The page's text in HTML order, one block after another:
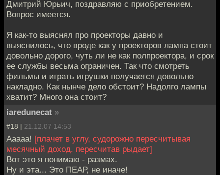
Дмитрий Юрьич, поздравляю с приобретением.
Вопрос имеется.
Я как-то выяснял про проекторы давно и
выяснилось, что вроде как у проекторов лампа стоит
довольно дорого, чуть ли не как полпроектора, и срок
ее службы весьма ограничен. Так что смотреть
фильмы и играть игрушки получается довольно
накладно. Как нынче дело обстоит? Надолго лампы
хватит? Много она стоит?
iaredunecat »
#18 | 21.12.07 14:53
Ааааа! [плачет в углу, судорожно пересчитывая
месячный доход. пересчитав рыдает]
Вот это я понимаю - размах.
Ну и эта... Это ПЕАР, не иначе!